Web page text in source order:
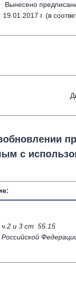
Вынесено
19.01.2017 г. (в
с
и 3 ст. 55.15